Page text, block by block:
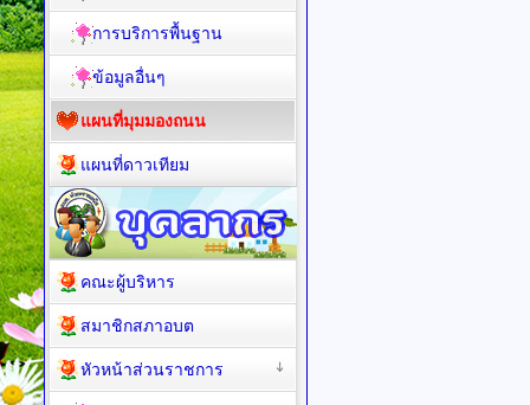
การบริการพื้นฐาน
ข้อมูลอื่นๆ
แผนที่มุมมองถนน
แผนที่ดาวเทียม
คณะผู้บริหาร
สมาชิกสภาอบต
หัวหน้าส่วนราชการ